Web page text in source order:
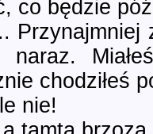
co będzie
Przynajmniej
naraz.
chodziłeś
nie!